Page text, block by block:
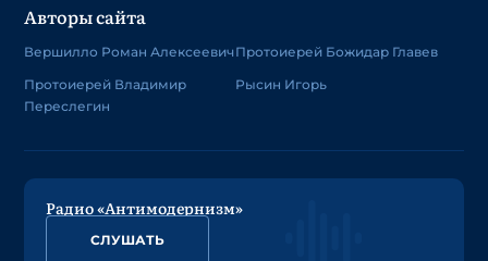
Авторы сайта
Вершилло Роман Алексеевич
Протоиерей Владимир
Переслегин
Протоиерей Божидар Главев
Рысин Игорь
Радио «Антимодернизм»
СЛУШАТЬ